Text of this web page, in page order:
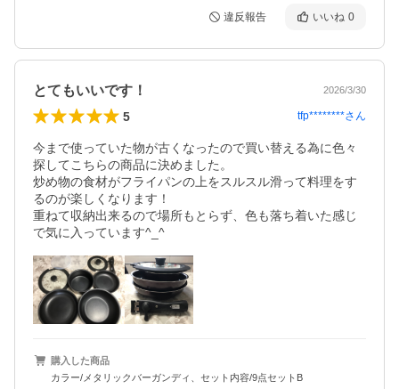
違反報告 いいね 0
とてもいいです！ 2026/3/30
5 tfp********さん
今まで使っていた物が古くなったので買い替える為に色々
探してこちらの商品に決めました。
炒め物の食材がフライパンの上をスルスル滑って料理をす
るのが楽しくなります！
重ねて収納出来るので場所もとらず、色も落ち着いた感じ
で気に入っています^_^
購入した商品
カラー/メタリックバーガンディ、セット内容/9点セットB